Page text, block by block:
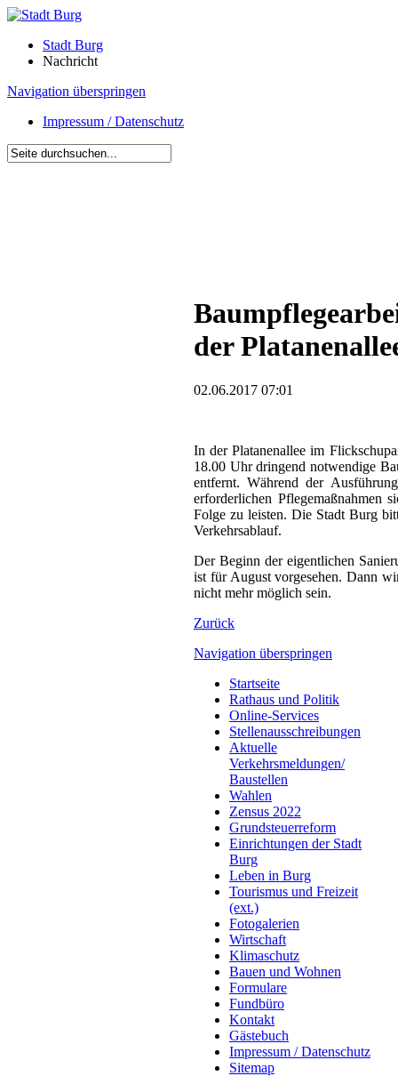
Stadt Burg
Nachricht
Navigation überspringen
Impressum / Datenschutz
der
02.06.2017 07:01
In der Platanenallee im
18.00 Uhr dringend notwendige
entfernt. Während der
erforderlichen Pflegemaßnahmen
Folge zu leisten. Die Stadt Burg
Verkehrsablauf.
Der Beginn der eigentlichen
ist für August vorgesehen. Dann
nicht mehr möglich sein.
Zurück
Navigation überspringen
Startseite
Rathaus und Politik
Online-Services
Stellenausschreibungen
Aktuelle
Verkehrsmeldungen/
Baustellen
Wahlen
Zensus 2022
Grundsteuerreform
Einrichtungen der Stadt
Burg
Leben in Burg
Tourismus und Freizeit
(ext.)
Fotogalerien
Wirtschaft
Klimaschutz
Bauen und Wohnen
Formulare
Fundbüro
Kontakt
Gästebuch
Impressum / Datenschutz
Sitemap